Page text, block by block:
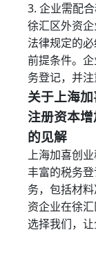
3. 企业需配
徐汇区外资
法律规定的
前提条件。
务登记，并
关于上海
注册资本
的见解
上海加喜创
丰富的税务
务，包括材
资企业在徐
选择我们，让